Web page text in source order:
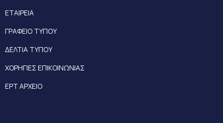
ΕΤΑΙΡΕΙΑ
ΓΡΑΦΕΙΟ ΤΥΠΟΥ
ΔΕΛΤΙΑ ΤΥΠΟΥ
ΧΟΡΗΓΙΕΣ ΕΠΙΚΟΙΝΩΝΙΑΣ
ΕΡΤ ΑΡΧΕΙΟ